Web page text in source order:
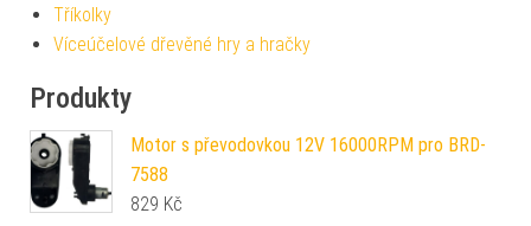
Tříkolky
Víceúčelové dřevěné hry a hračky
Produkty
Motor s převodovkou 12V 16000RPM pro BRD-
7588
829 Kč